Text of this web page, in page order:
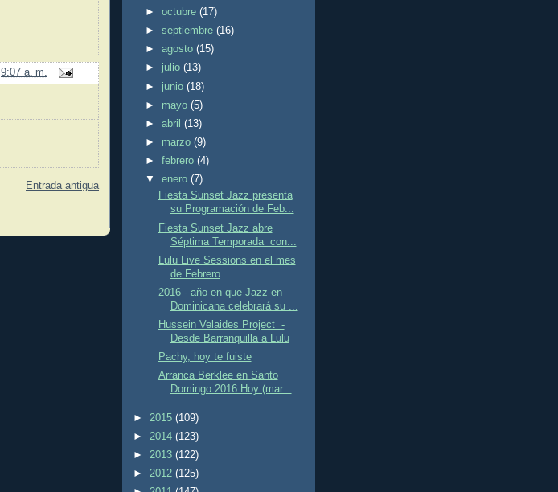
9:07 a. m.
Entrada antigua
►octubre(17)
►septiembre(16)
►agosto(15)
► julio(13)
► junio(18)
► mayo(5)
►abril(13)
► marzo(9)
►febrero(4)
▼enero(7)
Fiesta Sunset Jazz presenta
su Programación de Feb...
Fiesta Sunset Jazz abre
Séptima Temporada con...
Lulu Live Sessions en el mes
de Febrero
2016 - año en que Jazz en
Dominicana celebrará su ...
Hussein Velaides Project -
Desde Barranquilla a Lulu
Pachy, hoy te fuiste
Arranca Berklee en Santo
Domingo 2016 Hoy (mar...
► 2015 (109)
► 2014 (123)
► 2013 (122)
► 2012 (125)